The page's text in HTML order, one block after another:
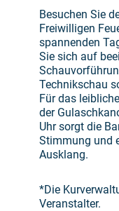
Besuchen Sie
Freiwilligen
spannenden
Sie sich auf
Technikschau
Für das
der
Uhr sorgt die
Stimmung und
Ausklang.
*Die
Veranstalter.